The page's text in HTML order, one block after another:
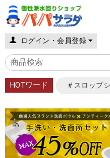
ログイン・会員登録
HOTワード ＃スロップ